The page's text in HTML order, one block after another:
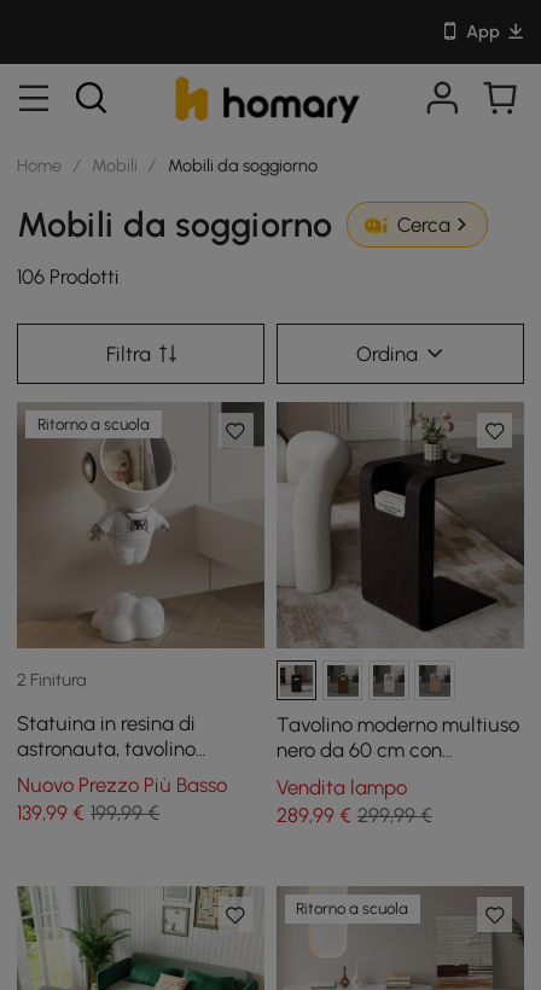
App
Home / Mobili / Mobili da soggiorno
Mobili da soggiorno Cerca
106 Prodotti
Filtra Ordina
Ritorno a scuola
2 Finitura
Statuina in resina di
astronauta, tavolino
galleggiante dorato con
contenitore
Nuovo Prezzo Più Basso
139,99 € 199,99 €
Tavolino moderno multiuso
nero da 60 cm con
portariviste
Vendita lampo
289,99€ 299,99 €
Ritorno a scuola